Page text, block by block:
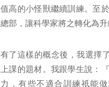
值高的小怪獸繼續訓練。至
總部，讓科學家將之轉化為
有了這樣的概念後，我選擇
上課的題材。我跟學生說：
力，有些不適合訓練祇能